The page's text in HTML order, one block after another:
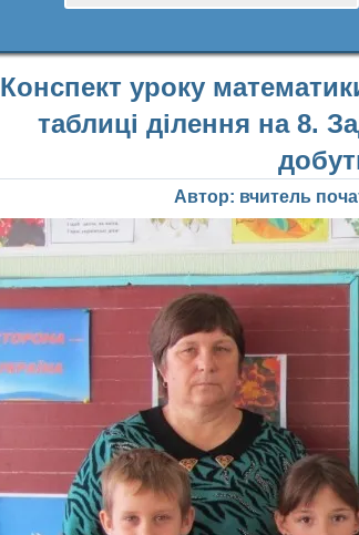
Конспект уроку
таблиці ділення на 8.
Автор: вчитель